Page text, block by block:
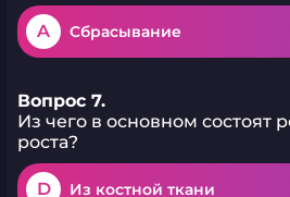
A Сбрасывание
Вопрос 7.
Из чего в основном состоят
роста?
D Из костной ткани